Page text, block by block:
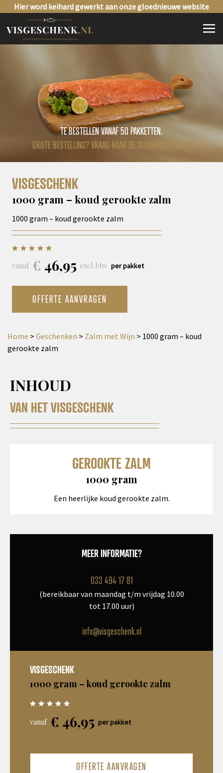
Hier word keihard gewerkt aan onze gloednieuwe website
TE BESTELLEN VANAF 50 PAKKETTEN.
GROTE BESTELLING? VRAAG NAAR DE SCHERPSTE PRIJS!
VISGESCHENK
1000 gram – koud gerookte zalm
1000 gram – koud gerookte zalm
vanaf € 46,95 excl. btw per pakket
OFFERTE AANVRAGEN
Home > Geschenken > Zalm met Wijn > 1000 gram – koud
gerookte zalm
INHOUD
VAN HET VISGESCHENK
GEROOKTE ZALM
1000 gram
Een heerlijke koud gerookte zalm.
MEER INFORMATIE?
033 494 17 81
(bereikbaar van maandag t/m vrijdag 10.00
tot 17.00 uur)
info@visgeschenk.nl
VISGESCHENK
1000 gram – koud gerookte zalm
vanaf €46,95 per pakket
OFFERTE AANVRAGEN